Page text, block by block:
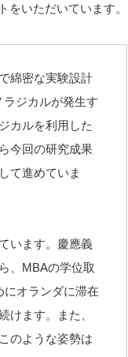
いただいています。
綿密な実験設計
ジカルが発生す
カルを利用した
今回の研究成果
て進めていま
います。慶應義
、MBAの学位取
にオランダに滞在
けます。また、
のような姿勢は